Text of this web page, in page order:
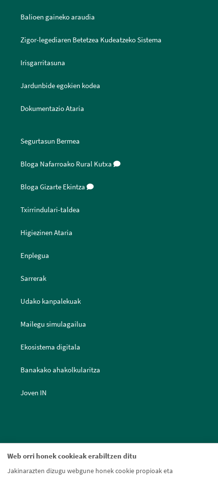
Web orri honek cookieak erabiltzen ditu
Jakinarazten dizugu webgune honek cookie propioak eta
Balioen gaineko araudia
Zigor-legediaren Betetzea Kudeatzeko Sistema
Irisgarritasuna
Jardunbide egokien kodea
Dokumentazio Ataria
Segurtasun Bermea
Bloga Nafarroako Rural Kutxa
Bloga Gizarte Ekintza
Txirrindulari-taldea
Higiezinen Ataria
Enplegua
Sarrerak
Udako kanpalekuak
Mailegu simulagailua
Ekosistema digitala
Banakako ahakolkularitza
Joven IN